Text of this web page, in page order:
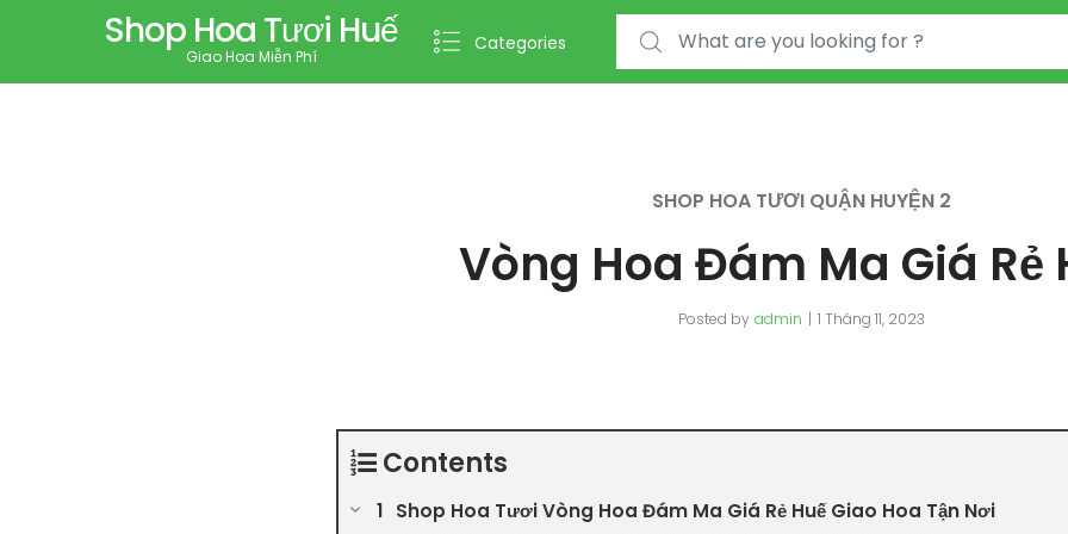
Shop Hoa Tươi Huế
Giao Hoa Miễn Phí
Categories
Search for:
SHOP HOA TƯƠI QUẬN HUYỆN 2
Vòng Hoa Đám Ma Giá Rẻ
Posted by admin 1 Tháng 11, 2023
Contents
Shop Hoa Tươi Vòng Hoa Đám Ma Giá Rẻ Huế Giao Hoa Tận Nơi